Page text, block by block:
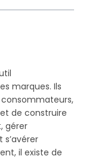
marques. Ils
de construire
gérer
il existe de